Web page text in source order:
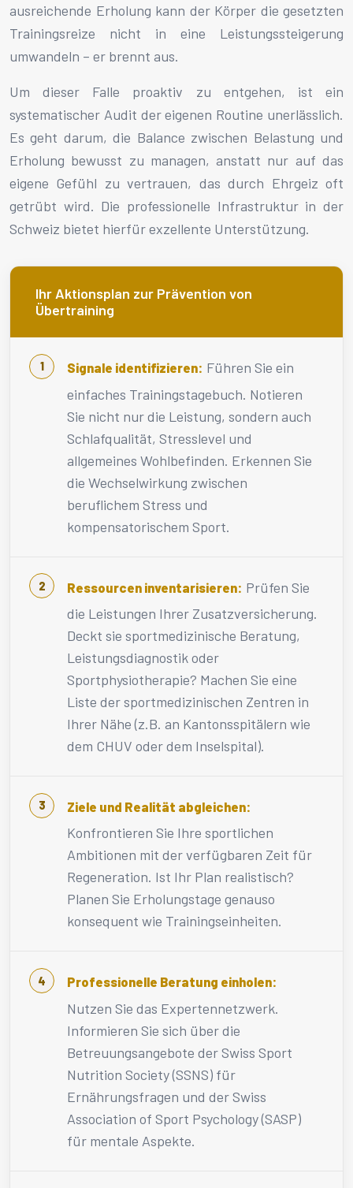
ausreichende Erholung kann der Körper die gesetzten
Trainingsreize nicht in eine Leistungssteigerung
umwandeln – er brennt aus.
Um dieser Falle proaktiv zu entgehen, ist ein
systematischer Audit der eigenen Routine unerlässlich.
Es geht darum, die Balance zwischen Belastung und
Erholung bewusst zu managen, anstatt nur auf das
eigene Gefühl zu vertrauen, das durch Ehrgeiz oft
getrübt wird. Die professionelle Infrastruktur in der
Schweiz bietet hierfür exzellente Unterstützung.
Ihr Aktionsplan zur Prävention von
Übertraining
Signale identifizieren: Führen Sie ein
einfaches Trainingstagebuch. Notieren
Sie nicht nur die Leistung, sondern auch
Schlafqualität, Stresslevel und
allgemeines Wohlbefinden. Erkennen Sie
die Wechselwirkung zwischen
beruflichem Stress und
kompensatorischem Sport.
Ressourcen inventarisieren: Prüfen Sie
die Leistungen Ihrer Zusatzversicherung.
Deckt sie sportmedizinische Beratung,
Leistungsdiagnostik oder
Sportphysiotherapie? Machen Sie eine
Liste der sportmedizinischen Zentren in
Ihrer Nähe (z.B. an Kantonsspitälern wie
dem CHUV oder dem Inselspital).
Ziele und Realität abgleichen:
Konfrontieren Sie Ihre sportlichen
Ambitionen mit der verfügbaren Zeit für
Regeneration. Ist Ihr Plan realistisch?
Planen Sie Erholungstage genauso
konsequent wie Trainingseinheiten.
Professionelle Beratung einholen:
Nutzen Sie das Expertennetzwerk.
Informieren Sie sich über die
Betreuungsangebote der Swiss Sport
Nutrition Society (SSNS) für
Ernährungsfragen und der Swiss
Association of Sport Psychology (SASP)
für mentale Aspekte.